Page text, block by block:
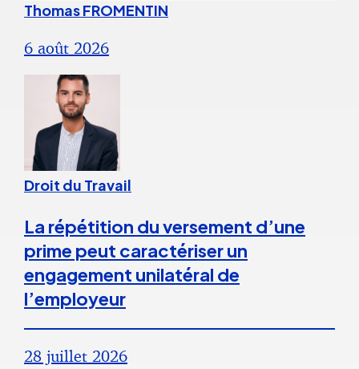
Thomas FROMENTIN
6 août 2026
Droit du Travail
La répétition du versement d’une
prime peut caractériser un
engagement unilatéral de
l’employeur
28 juillet 2026